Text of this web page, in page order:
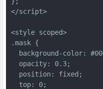
</script>
<style scoped>
.mask {
background-color:
  opacity: 0.3;
  position: fixed;
  top: 0;